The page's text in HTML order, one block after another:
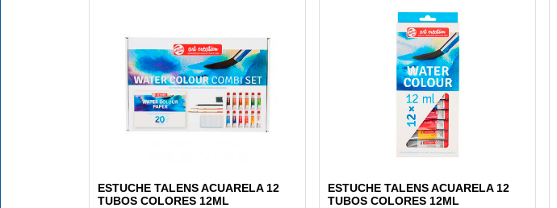
ESTUCHE TALENS ACUARELA 12
TUBOS COLORES 12ML
ESTUCHE TALENS ACUARELA 12
TUBOS COLORES 12ML